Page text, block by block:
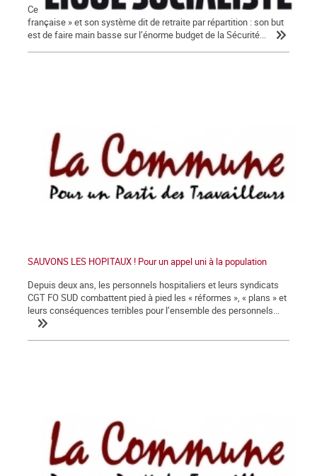
Ce gouvernement veut liquider la « protection sociale à la
française » et son système dit de retraite par répartition : son but
est de faire main basse sur l’énorme budget de la Sécurité...
SAUVONS LES HOPITAUX ! Pour un appel uni à la population
Depuis deux ans, les personnels hospitaliers et leurs syndicats
CGT FO SUD combattent pied à pied les « réformes », « plans » et
leurs conséquences terribles pour l’ensemble des personnels...